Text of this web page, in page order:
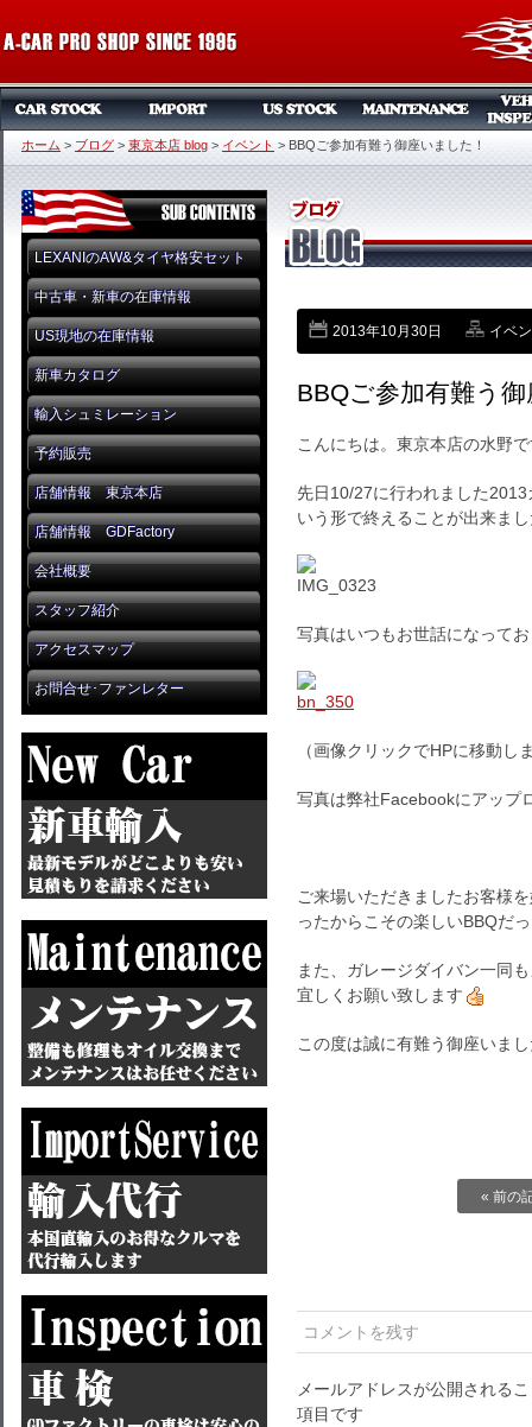
ホーム > ブログ > 東京本店 blog > イベント > BBQご参加有難う御座いました！
LEXANIのAW&タイヤ格安セット
中古車・新車の在庫情報
US現地の在庫情報
新車カタログ
輸入シュミレーション
予約販売
店舗情報 東京本店
店舗情報 GDFactory
会社概要
スタッフ紹介
アクセスマップ
お問合せ･ファンレター
2013年10月30日 イベ
BBQご参加有難う
こんにちは。東京本店の水野
先日10/27に行われました
いう形で終えることが出来ま
写真はいつもお世話になって
（画像クリックでHPに移動し
写真は弊社Facebookにアップ
ご来場いただきましたお客様
ったからこその楽しいBBQだ
また、ガレージダイバン一同
宜しくお願い致します
この度は誠に有難う御座いま
« 前の
コメントを残す
メールアドレスが公開される
項目です